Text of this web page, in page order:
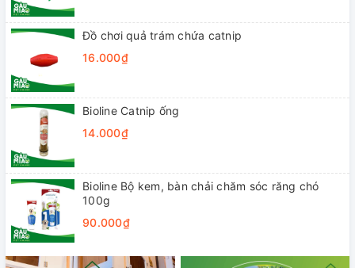
Đồ chơi quả trám chứa catnip
16.000₫
Bioline Catnip ống
14.000₫
Bioline Bộ kem, bàn chải chăm sóc răng chó
100g
90.000₫